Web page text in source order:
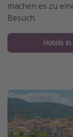
machen es zu
Besuch.
Hotels